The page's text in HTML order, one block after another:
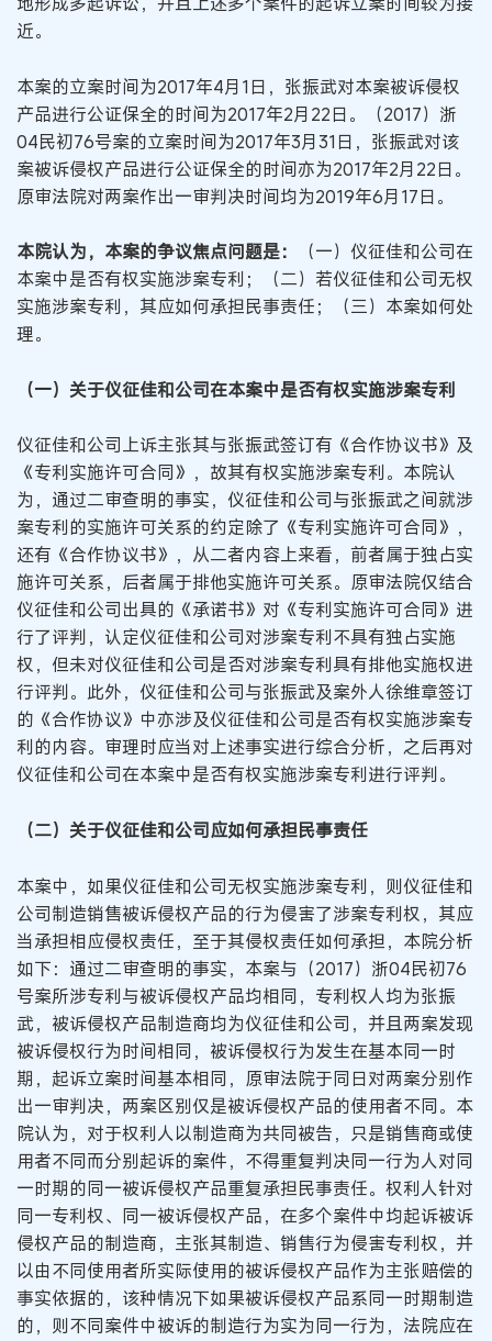
近。
本案的立案时间为2017年4月1日，张振武对本案被诉侵权
产品进行公证保全的时间为2017年2月22日。（2017）浙
04民初76号案的立案时间为2017年3月31日，张振武对该
案被诉侵权产品进行公证保全的时间亦为2017年2月22日。
原审法院对两案作出一审判决时间均为2019年6月17日。
本院认为，本案的争议焦点问题是：
（一）仪征佳和公司在
本案中是否有权实施涉案专利；（二）若仪征佳和公司无权
实施涉案专利，其应如何承担民事责任；（三）本案如何处
理。
（一）关于仪征佳和公司在本案中是否有权实施涉案专利
仪征佳和公司上诉主张其与张振武签订有《合作协议书》及
《专利实施许可合同》，故其有权实施涉案专利。本院认
为，通过二审查明的事实，仪征佳和公司与张振武之间就涉
案专利的实施许可关系的约定除了《专利实施许可合同》，
还有《合作协议书》，从二者内容上来看，前者属于独占实
施许可关系，后者属于排他实施许可关系。原审法院仅结合
仪征佳和公司出具的《承诺书》对《专利实施许可合同》进
行了评判，认定仪征佳和公司对涉案专利不具有独占实施
权，但未对仪征佳和公司是否对涉案专利具有排他实施权进
行评判。此外，仪征佳和公司与张振武及案外人徐维章签订
的《合作协议》中亦涉及仪征佳和公司是否有权实施涉案专
利的内容。审理时应当对上述事实进行综合分析，之后再对
仪征佳和公司在本案中是否有权实施涉案专利进行评判。
（二）关于仪征佳和公司应如何承担民事责任
本案中，如果仪征佳和公司无权实施涉案专利，则仪征佳和
公司制造销售被诉侵权产品的行为侵害了涉案专利权，其应
当承担相应侵权责任，至于其侵权责任如何承担，本院分析
如下：通过二审查明的事实，本案与（2017）浙04民初76
号案所涉专利与被诉侵权产品均相同，专利权人均为张振
武，被诉侵权产品制造商均为仪征佳和公司，并且两案发现
被诉侵权行为时间相同，被诉侵权行为发生在基本同一时
期，起诉立案时间基本相同，原审法院于同日对两案分别作
出一审判决，两案区别仅是被诉侵权产品的使用者不同。本
院认为，对于权利人以制造商为共同被告，只是销售商或使
用者不同而分别起诉的案件，不得重复判决同一行为人对同
一时期的同一被诉侵权产品重复承担民事责任。权利人针对
同一专利权、同一被诉侵权产品，在多个案件中均起诉被诉
侵权产品的制造商，主张其制造、销售行为侵害专利权，并
以由不同使用者所实际使用的被诉侵权产品作为主张赔偿的
事实依据的，该种情况下如果被诉侵权产品系同一时期制造
的，则不同案件中被诉的制造行为实为同一行为，法院应在